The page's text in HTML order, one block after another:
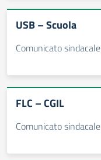
USB – Scuola
Comunicato sindacale
FLC – CGIL
Comunicato sindacale